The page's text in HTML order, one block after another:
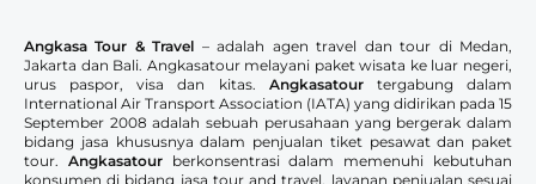
Angkasa Tour & Travel – adalah agen travel dan tour di Medan,
Jakarta dan Bali. Angkasatour melayani paket wisata ke luar negeri,
urus paspor, visa dan kitas. Angkasatourtergabung dalam
International Air Transport Association (IATA) yang didirikan pada 15
September 2008 adalah sebuah perusahaan yang bergerak dalam
bidang jasa khususnya dalam penjualan tiket pesawat dan paket
tour. Angkasatourberkonsentrasi dalam memenuhi kebutuhan
konsumen di bidang jasa tour and travel, layanan penjualan sesuai